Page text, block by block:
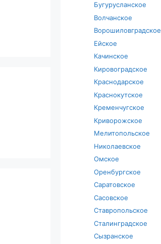
Бугурусланское
Волчанское
Ворошиловградское
Ейское
Качинское
Кировоградское
Краснодарское
Краснокутское
Кременчугское
Криворожское
Мелитопольское
Николаевское
Омское
Оренбургское
Саратовское
Сасовское
Ставропольское
Сталинградское
Сызранское